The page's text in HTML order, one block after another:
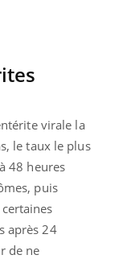
virale la
le taux le plus
48 heures
puis
après 24
de ne